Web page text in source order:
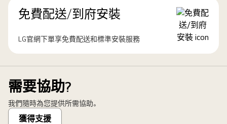
免費配送/到府安裝
LG官網下單享免費配送和標準安裝服務
需要協助?
我們隨時為您提供所需協助。
獲得支援